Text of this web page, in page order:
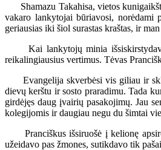
Shamazu Takahisa, vietos
vakaro lankytojai būriavosi, norėdami
geriausias iki šiol surastas kraštas, ir
Kai lankytojų minia išsiskirstydavo,
reikalingiausius vertimus. Tėvas
Evangelija skverbėsi vis giliau ir
dievų kerštu ir sosto praradimu. Tada
girdėjęs daug įvairių pasakojimų. Jau
kolegijomis ir daugiau negu du šimtai
Pranciškus išsiruošė į kelionę
užeidavo pas žmones, sutikdavo tik